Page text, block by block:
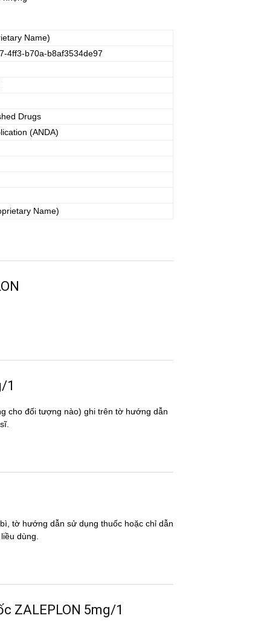
Name)
4ff3-b70a-b8af3534de97
Drugs
(ANDA)
Name)
1
cho đối tượng nào) ghi trên tờ hướng dẫn
tờ hướng dẫn sử dụng thuốc hoặc chỉ dẫn
dùng.
ZALEPLON 5mg/1